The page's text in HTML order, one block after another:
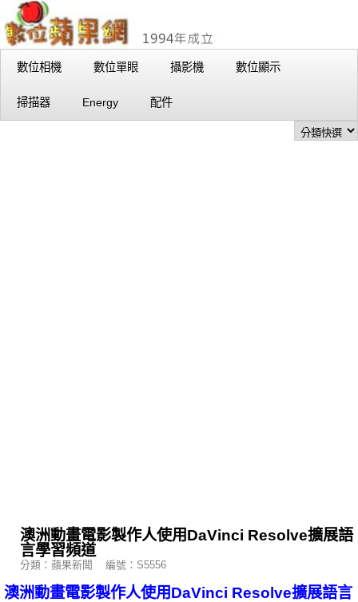
數位相機 數位單眼 攝影機 數位顯示
掃描器 Energy 配件
澳洲動畫電影製作人使用DaVinci Resolve擴展語
言學習頻道
分類：蘋果新聞 編號：S5556
澳洲動畫電影製作人使用DaVinci Resolve擴展語言